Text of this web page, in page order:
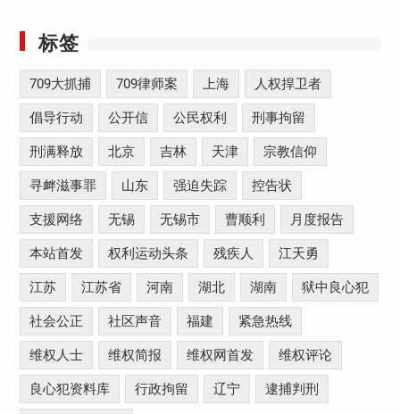
标签
709大抓捕 709律师案 上海 人权捍卫者
倡导行动 公开信 公民权利 刑事拘留
刑满释放 北京 吉林 天津 宗教信仰
寻衅滋事罪 山东 强迫失踪 控告状
支援网络 无锡 无锡市 曹顺利 月度报告
本站首发 权利运动头条 残疾人 江天勇
江苏 江苏省 河南 湖北 湖南 狱中良心犯
社会公正 社区声音 福建 紧急热线
维权人士 维权简报 维权网首发 维权评论
良心犯资料库 行政拘留 辽宁 逮捕判刑